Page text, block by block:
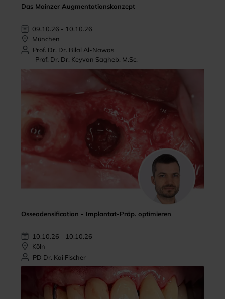
Das Mainzer Augmentationskonzept
09.10.26 - 10.10.26
München
Prof. Dr. Dr. Bilal Al-Nawas
Prof. Dr. Dr. Keyvan Sagheb, M.Sc.
Osseodensification - Implantat-Präp. optimieren
10.10.26 - 10.10.26
Köln
PD Dr. Kai Fischer